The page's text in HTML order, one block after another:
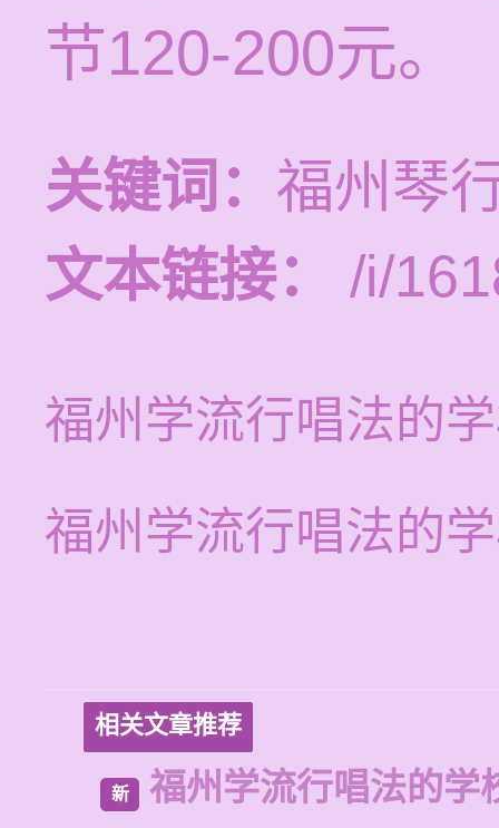
节120-200元。
关键词： 福州琴
文本链接：
/i/
福州学流行唱法的
福州学流行唱法的
相关文章推荐
新 福州学流行唱法的学